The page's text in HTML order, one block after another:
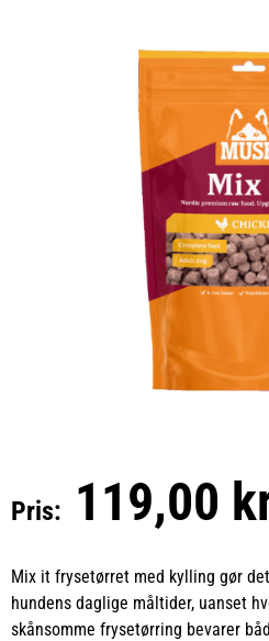
Pris: 119,00
Mix it frysetørret med kylling gør
hundens daglige måltider, uanset
skånsomme frysetørring bevarer